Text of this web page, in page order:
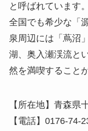
と呼ばれています
全国でも希少な「​
泉周辺には「蔦沼
湖、奥入瀬渓流と
然を満喫すること
【所在地】青森県
【電話】0176-74-